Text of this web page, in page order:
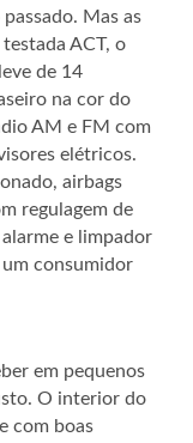
Mas as
ACT, o
de 14
na cor do
AM e FM com
elétricos.
airbags
regulagem de
e limpador
consumidor
em pequenos
O interior do
com boas